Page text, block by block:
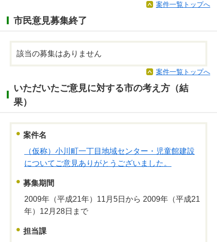
案件一覧トップへ
市民意見募集終了
該当の募集はありません
案件一覧トップへ
いただいたご意見に対する市の考え方（結
果）
案件名
（仮称）小川町一丁目地域センター・児童館建設
についてご意見ありがとうございました。
募集期間
2009年（平成21年）11月5日から 2009年（平成21
年）12月28日まで
担当課